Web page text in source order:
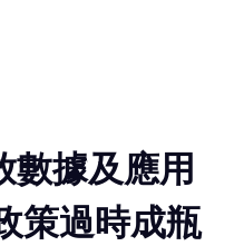
數據及應用
策過時成瓶